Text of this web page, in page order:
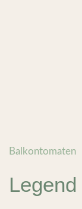
Balkontomaten
Legend